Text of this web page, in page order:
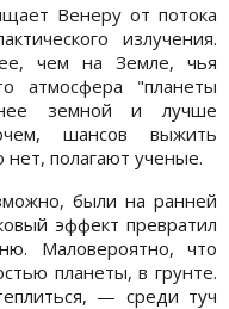
Венеру от потока
излучения.
чем на Земле, чья
атмосфера "планеты
земной и лучше
шансов выжить
полагают ученые.
были на ранней
эффект превратил
Маловероятно, что
планеты, в грунте.
— среди туч